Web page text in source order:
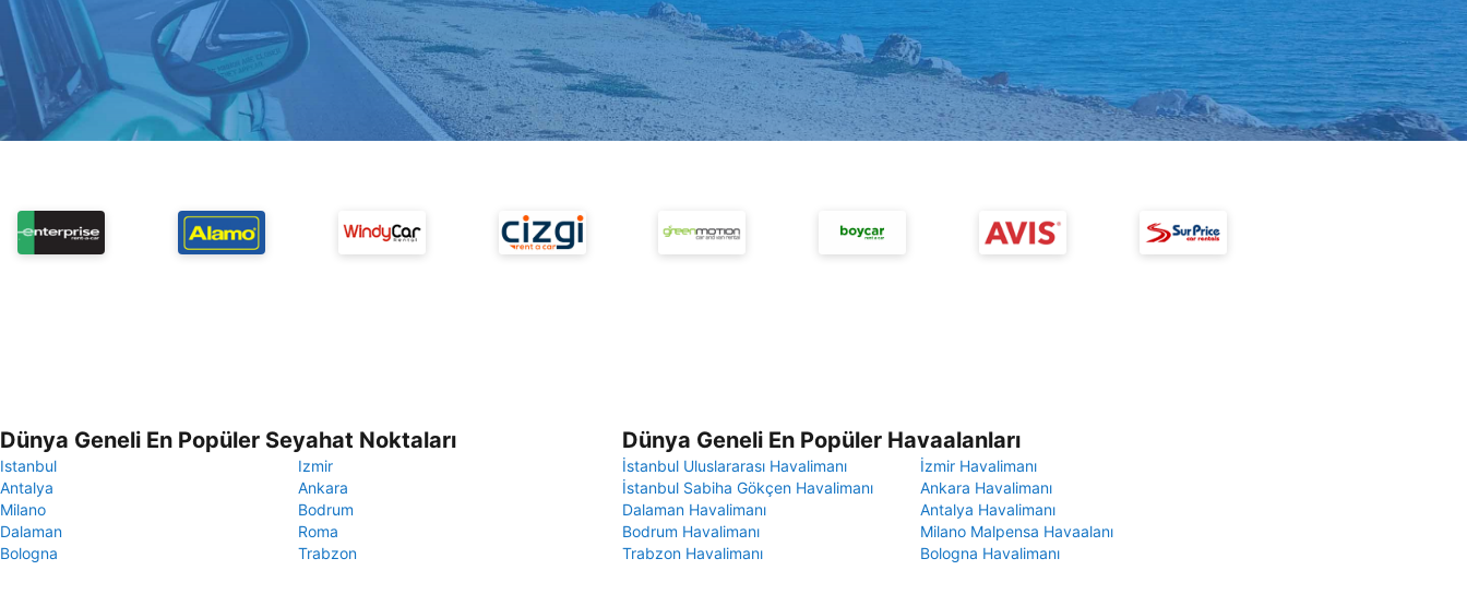
Dünya Geneli En Popüler Seyahat Noktaları
Istanbul
Izmir
Antalya
Ankara
Milano
Bodrum
Dalaman
Roma
Bologna
Trabzon
Dünya Geneli En Popüler Havaalanları
İstanbul Uluslararası Havalimanı
İzmir Havalimanı
İstanbul Sabiha Gökçen Havalimanı
Ankara Havalimanı
Dalaman Havalimanı
Antalya Havalimanı
Bodrum Havalimanı
Milano Malpensa Havaalanı
Trabzon Havalimanı
Bologna Havalimanı